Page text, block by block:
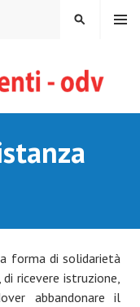
MENU
CERCA
forma di solidarietà
ricevere istruzione,
abbandonare il